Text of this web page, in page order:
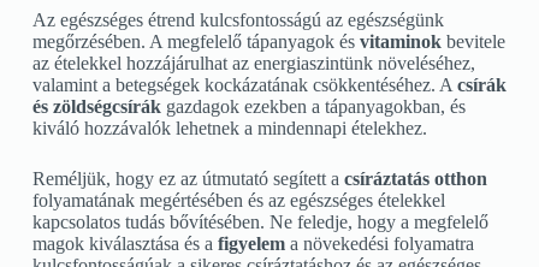
Az egészséges étrend kulcsfontosságú az egészségünk
megőrzésében. A megfelelő tápanyagok és vitaminokbevitele
az ételekkel hozzájárulhat az energiaszintünk növeléséhez,
valamint a betegségek kockázatának csökkentéséhez. A csírák
és zöldségcsírákgazdagok ezekben a tápanyagokban, és
kiváló hozzávalók lehetnek a mindennapi ételekhez.
Reméljük, hogy ez az útmutató segített a csíráztatás otthon
folyamatának megértésében és az egészséges ételekkel
kapcsolatos tudás bővítésében. Ne feledje, hogy a megfelelő
magok kiválasztása és a figyelema növekedési folyamatra